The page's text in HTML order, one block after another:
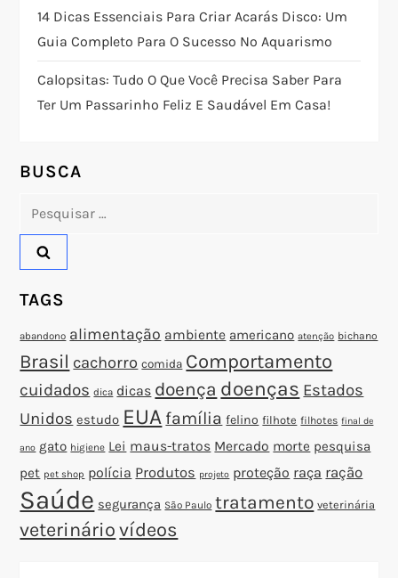
ã
o
d
P
o
s
t
14 Dicas Essenciais Para Criar Acarás Disco: Um
Guia Completo Para O Sucesso No Aquarismo
Calopsitas: Tudo O Que Você Precisa Saber Para
Ter Um Passarinho Feliz E Saudável Em Casa!
BUSCA
Pesquisar
TAGS
abandono alimentação ambiente americano atenção bichano
Brasil cachorro comida Comportamento
cuidados dica dicas doença doenças Estados
Unidos estudo EUA família felino filhote filhotes final de
ano gato higiene Lei maus-tratos Mercado morte pesquisa
pet pet shop polícia Produtos projeto proteção raça ração
Saúde segurança São Paulo tratamento veterinária
veterinário vídeos